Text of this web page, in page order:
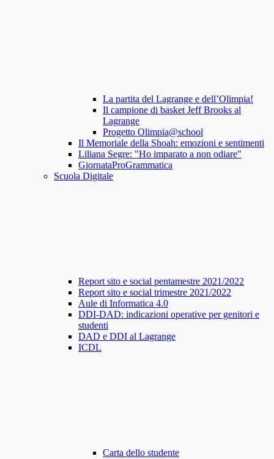
La partita del Lagrange e dell’Olimpia!
Il campione di basket Jeff Brooks al
Lagrange
Progetto Olimpia@school
Il Memoriale della Shoah: emozioni e sentimenti
Liliana Segre: "Ho imparato a non odiare"
GiornataProGrammatica
Scuola Digitale
Report sito e social pentamestre 2021/2022
Report sito e social trimestre 2021/2022
Aule di Informatica 4.0
DDI-DAD: indicazioni operative per genitori e
studenti
DAD e DDI al Lagrange
ICDL
Carta dello studente